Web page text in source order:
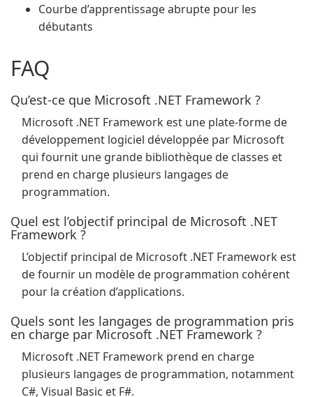
Courbe d’apprentissage abrupte pour les
débutants
FAQ
Qu’est-ce que Microsoft .NET Framework ?
Microsoft .NET Framework est une plate-forme de
développement logiciel développée par Microsoft
qui fournit une grande bibliothèque de classes et
prend en charge plusieurs langages de
programmation.
Quel est l’objectif principal de Microsoft .NET
Framework ?
L’objectif principal de Microsoft .NET Framework est
de fournir un modèle de programmation cohérent
pour la création d’applications.
Quels sont les langages de programmation pris
en charge par Microsoft .NET Framework ?
Microsoft .NET Framework prend en charge
plusieurs langages de programmation, notamment
C#, Visual Basic et F#.